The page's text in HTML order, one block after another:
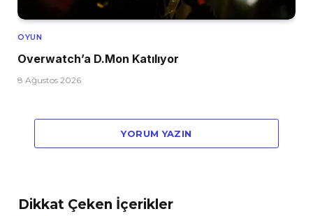
OYUN
Overwatch’a D.Mon Katılıyor
8 Ağustos 2026
YORUM YAZIN
Dikkat Çeken İçerikler